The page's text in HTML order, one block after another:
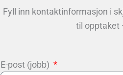
Fyll inn kontaktinformasjon i
til opptaket
E-post (jobb)